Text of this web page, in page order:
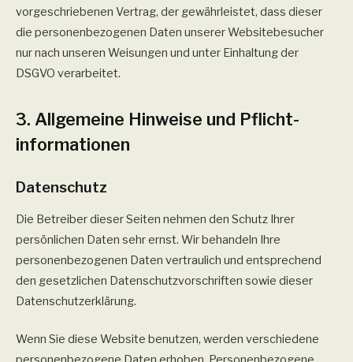
vorgeschriebenen Vertrag, der gewährleistet, dass dieser
die personenbezogenen Daten unserer Websitebesucher
nur nach unseren Weisungen und unter Einhaltung der
DSGVO verarbeitet.
3. Allgemeine Hinweise und Pflicht­
informationen
Datenschutz
Die Betreiber dieser Seiten nehmen den Schutz Ihrer
persönlichen Daten sehr ernst. Wir behandeln Ihre
personenbezogenen Daten vertraulich und entsprechend
den gesetzlichen Datenschutzvorschriften sowie dieser
Datenschutzerklärung.
Wenn Sie diese Website benutzen, werden verschiedene